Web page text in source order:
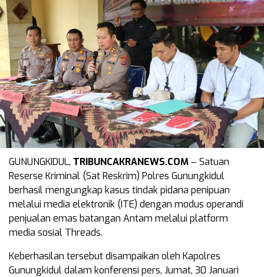
GUNUNGKIDUL, TRIBUNCAKRANEWS.COM – Satuan
Reserse Kriminal (Sat Reskrim) Polres Gunungkidul
berhasil mengungkap kasus tindak pidana penipuan
melalui media elektronik (ITE) dengan modus operandi
penjualan emas batangan Antam melalui platform
media sosial Threads.
Keberhasilan tersebut disampaikan oleh Kapolres
Gunungkidul dalam konferensi pers, Jumat, 30 Januari